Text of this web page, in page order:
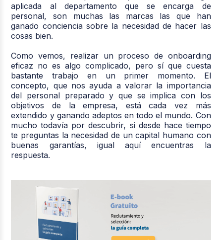
aplicada al departamento que se encarga de
personal, son muchas las marcas las que han
ganado conciencia sobre la necesidad de hacer las
cosas bien.
Como vemos, realizar un proceso de onboarding
eficaz no es algo complicado, pero sí que cuesta
bastante trabajo en un primer momento. El
concepto, que nos ayuda a valorar la importancia
del personal preparado y que se implica con los
objetivos de la empresa, está cada vez más
extendido y ganando adeptos en todo el mundo. Con
mucho todavía por descubrir, si desde hace tiempo
te preguntas la necesidad de un capital humano con
buenas garantías, igual aquí encuentras la
respuesta.